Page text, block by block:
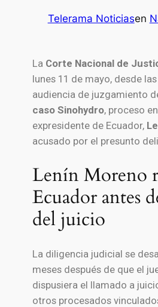
Telerama Noticiasen
La Corte Nacional de
lunes 11 de mayo, desde las
audiencia de juzgamiento
caso Sinohydro, proceso
expresidente de Ecuador,
acusado por el presunto
Lenín Moreno
Ecuador antes
del juicio
La diligencia judicial se
meses después de que el
dispusiera el llamado a
otros procesados